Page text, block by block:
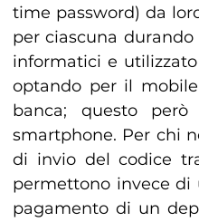
time password) da
per ciascuna
informatici e
optando per il
banca; questo
smartphone. Per chi
di invio del codice
permettono invece di
pagamento di un